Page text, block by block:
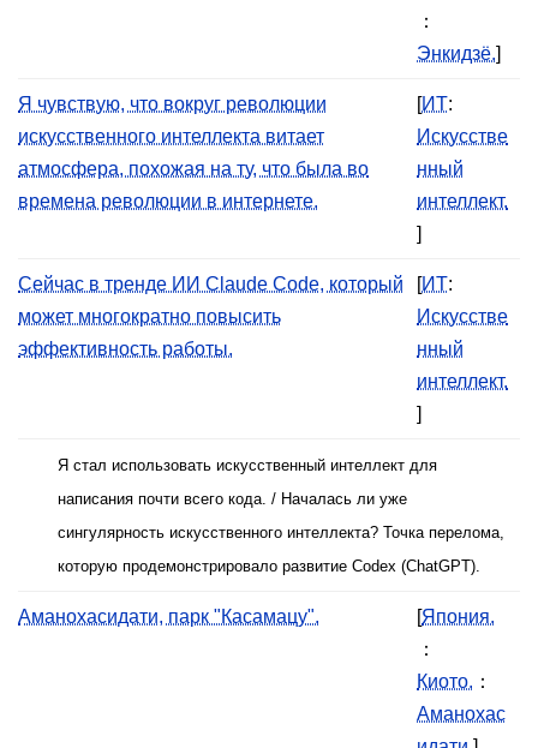
：
Энкидзё.]
Я чувствую, что вокруг революции
искусственного интеллекта витает
атмосфера, похожая на ту, что была во
времена революции в интернете.
[ИТ:
Искусстве
нный
интеллект.
]
Сейчас в тренде ИИ Claude Code, который
может многократно повысить
эффективность работы.
[ИТ:
Искусстве
нный
интеллект.
]
Я стал использовать искусственный интеллект для
написания почти всего кода. / Началась ли уже
сингулярность искусственного интеллекта? Точка перелома,
которую продемонстрировало развитие Codex (ChatGPT).
Аманохасидати, парк "Касамацу". [Япония.
：
Киото. ：
Аманохас